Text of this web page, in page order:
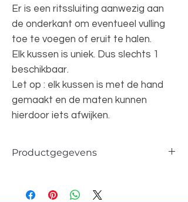
Er is een ritssluiting aanwezig aan
de onderkant om eventueel vulling
toe te voegen of eruit te halen.
Elk kussen is uniek. Dus slechts 1
beschikbaar.
Let op : elk kussen is met de hand
gemaakt en de maten kunnen
hierdoor iets afwijken.
Productgegevens
100% wol